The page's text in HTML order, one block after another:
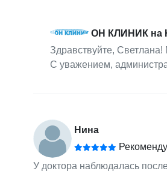
ОН КЛИНИК на
Здравствуйте,
С уважением,
Нина
У доктора наблюдалась